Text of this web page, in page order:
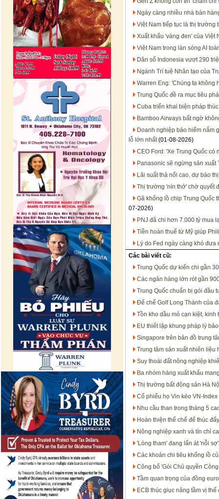
Ngày càng nhiều nhà bán
Việt Nam tiếp tục là thị trường
Xuất khẩu 'vàng đen' của Việt
Việt Nam trong làn sóng AI
Dân số Indonesia vượt 290
Ngành Trí tuệ Nhân tạo của
Warren Eng: 'Chúng ta không
Trung Quốc đề ra mục tiêu
Cuba triển khai biện pháp
Bamboo Airways bất ngờ
Doanh nghiệp bảo hiểm nắm
lỗ lớn nhất(01-08-2026)
CEO Ford: 'Xe Trung Quốc có
Panasonic sẽ ngừng sản xuất
Lãi suất thả nổi cao, dự báo
Thị trường 'nín thở' chờ quyết
Gã khổng lồ chip Trung Quốc
07-2026)
PNJ đã chi hơn 7.000 tỷ mua
Tiền hoàn thuế từ Mỹ giúp
Lý do Fed ngày càng khó đưa
Các bài viết cũ:
Trung Quốc dự kiến chi gần
Các ngân hàng lớn rót gần
Trung Quốc chuẩn bị gói đầu
Đế chế Golf Long Thành của
Tồn kho dầu mỏ cạn kiệt,
EU thiết lập khung pháp lý
Singapore trên bản đồ trung
Trung tâm sản xuất nhiên liệu
Suy thoái đất nông nghiệp
Ba nhóm hàng xuất khẩu
Thị trường bất động sản Hà
Cổ phiếu họ Vin kéo VN-
Nhu cầu than trong tháng 5
Hoàn thiện thể chế để thúc
Nông nghiệp xanh và tín chỉ
'Lòng tham' đang lấn át 'nỗi
Các khoản chi tiêu khổng lồ
Công bố 'Gói Chủ quyền
Tầm quan trọng của đồng
ECB thúc giục nâng tầm vị thế